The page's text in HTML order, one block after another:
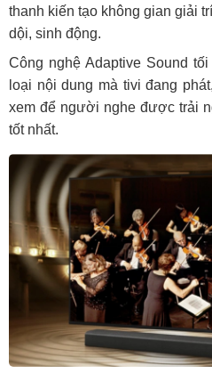
thanh kiến tạo không gian giải
dội, sinh động.
Công nghệ Adaptive Sound
loại nội dung mà tivi đang
xem để người nghe được trải
tốt nhất.